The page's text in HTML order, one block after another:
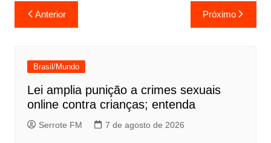
Navegação
de
Anterior Próximo
Brasil/Mundo
Lei amplia punição a crimes sexuais
online contra crianças; entenda
Serrote FM 7 de agosto de 2026